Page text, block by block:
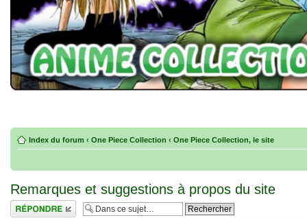
Index du forum ‹ One Piece Collection ‹ One Piece Collection, le site
Remarques et suggestions à propos du site
Répondre